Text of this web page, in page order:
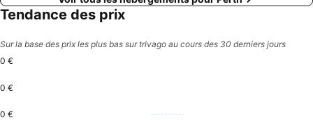
Tendance des prix
Sur la base des prix les plus bas sur trivago au cours des 30 derniers jours
0 €
0 €
0 €